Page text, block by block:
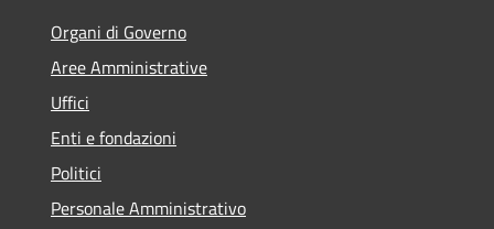
Organi di Governo
Aree Amministrative
Uffici
Enti e fondazioni
Politici
Personale Amministrativo